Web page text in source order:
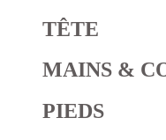
TÊTE
MAINS &
PIEDS